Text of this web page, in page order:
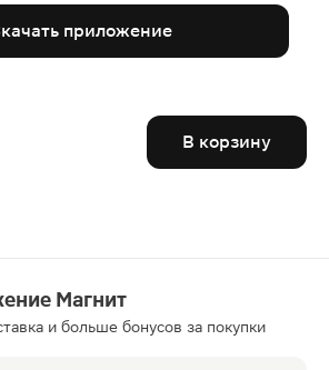
приложение
В корзину
Магнит
и больше бонусов за покупки